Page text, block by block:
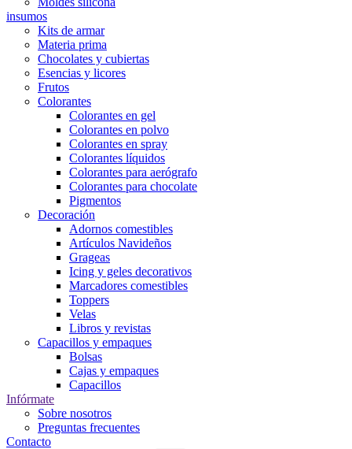
insumos
Kits de armar
Materia prima
Chocolates y cubiertas
Esencias y licores
Frutos
Colorantes
Colorantes en gel
Colorantes en polvo
Colorantes en spray
Colorantes líquidos
Colorantes para aerógrafo
Colorantes para chocolate
Pigmentos
Decoración
Adornos comestibles
Artículos Navideños
Grageas
Icing y geles decorativos
Marcadores comestibles
Toppers
Velas
Libros y revistas
Capacillos y empaques
Bolsas
Cajas y empaques
Capacillos
Infórmate
Sobre nosotros
Preguntas frecuentes
Contacto